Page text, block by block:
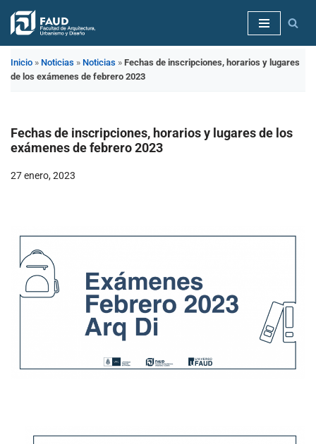
Saltar
contenido
Inicio » Noticias » Noticias » Fechas de inscripciones, horarios y lugares
de los exámenes de febrero 2023
Fechas de inscripciones, horarios y lugares de los
exámenes de febrero 2023
27 enero, 2023